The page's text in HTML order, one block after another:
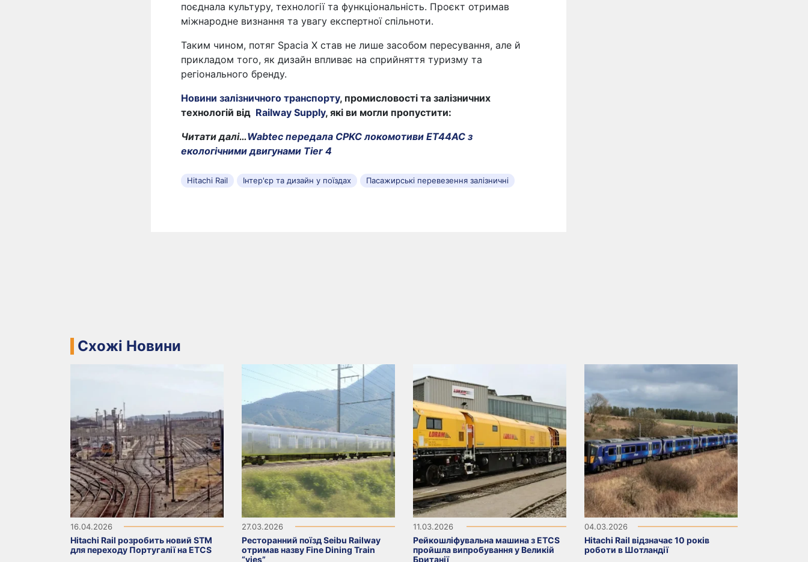
поєднала культуру, технології та функціональність. Проєкт отримав
міжнародне визнання та увагу експертної спільноти.
Таким чином, потяг Spacia X став не лише засобом пересування, але й
прикладом того, як дизайн впливає на сприйняття туризму та
регіонального бренду.
Новини залізничного транспорту, промисловості та залізничних
технологій від Railway Supply, які ви могли пропустити:
Читати далі…Wabtec передала CPKC локомотиви ET44AC з
екологічними двигунами Tier 4
Hitachi Rail Інтер'єр та дизайн у поїздах Пасажирські перевезення залізничні
Схожі Новини
16.04.2026
Hitachi Rail розробить новий STM
для переходу Португалії на ETCS
27.03.2026
Ресторанний поїзд Seibu Railway
отримав назву Fine Dining Train
“vies”
11.03.2026
Рейкошліфувальна машина з ETCS
пройшла випробування у Великій
Британії
04.03.2026
Hitachi Rail відзначає 10 років
роботи в Шотландії